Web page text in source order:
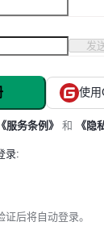
发
使
《服务条例》 和 《隐
录:
后将自动登录。